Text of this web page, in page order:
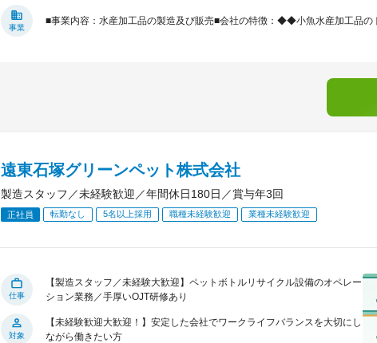
事業
■事業内容：水産加工品の製造及び販売■会社の特徴：◆◆小魚水産加工品
遠東石塚グリーンペット株式会社
製造スタッフ／未経験歓迎／年間休日180日／賞与年3回
正社員 転勤なし 5名以上採用 職種未経験歓迎 業種未経験歓迎
仕事
【製造スタッフ／未経験大歓迎】ペットボトルリサイクル設備のオペレー
ション業務／手厚いOJT研修あり
対象
【未経験歓迎大歓迎！】安定した会社でワークライフバランスを大切にし
ながら働きたい方